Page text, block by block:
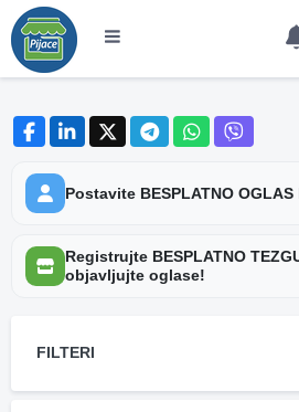
Postavite BESPLATNO
Registrujte BESPLATNO
objavljujte oglase!
FILTERI